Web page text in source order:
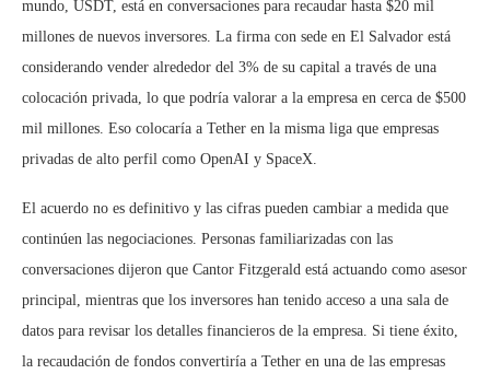
mundo, USDT, está en conversaciones para recaudar hasta $20 mil
millones de nuevos inversores. La firma con sede en El Salvador está
considerando vender alrededor del 3% de su capital a través de una
colocación privada, lo que podría valorar a la empresa en cerca de $500
mil millones. Eso colocaría a Tether en la misma liga que empresas
privadas de alto perfil como OpenAI y SpaceX.
El acuerdo no es definitivo y las cifras pueden cambiar a medida que
continúen las negociaciones. Personas familiarizadas con las
conversaciones dijeron que Cantor Fitzgerald está actuando como asesor
principal, mientras que los inversores han tenido acceso a una sala de
datos para revisar los detalles financieros de la empresa. Si tiene éxito,
la recaudación de fondos convertiría a Tether en una de las empresas